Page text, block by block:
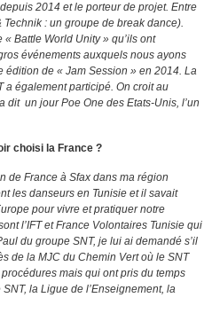
2014 et le porteur de projet. Entre
: un groupe de break dance).
Battle World Unity » qu’ils ont
événements auxquels nous ayons
édition de « Jam Session » en 2014. La
également participé. On croit au
dit un jour Poe One des Etats-Unis, l’un
choisi la France ?
de France à Sfax dans ma région
les danseurs en Tunisie et il savait
pour vivre et pratiquer notre
l’IFT et France Volontaires Tunisie qui
du groupe SNT, je lui ai demandé s’il
de la MJC du Chemin Vert où le SNT
mais qui ont pris du temps
la Ligue de l’Enseignement, la